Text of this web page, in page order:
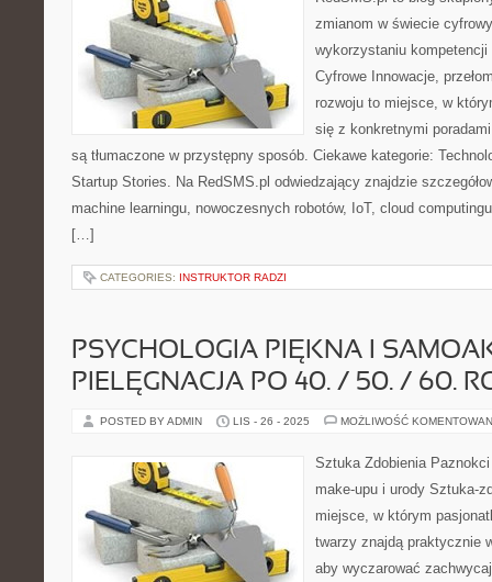
zmianom w świecie
wykorzystaniu
Cyfrowe Innowacje,
rozwoju to miejsce, w
się z konkretnymi
są tłumaczone w przystępny sposób. Ciekawe kategorie:
Startup Stories. Na RedSMS.pl odwiedzający znajdzie
machine learningu, nowoczesnych robotów, IoT, cloud
[…]
CATEGORIES: INSTRUKTOR RADZI
PSYCHOLOGIA PIĘKNA I
PIELĘGNACJA PO 40. / 50. / 60.
POSTED BY ADMIN LIS - 26 - 2025 MOŻLIWOŚĆ
Sztuka Zdobienia
make-upu i urody Sztuka-
miejsce, w którym
twarzy znajdą praktycznie
aby wyczarować